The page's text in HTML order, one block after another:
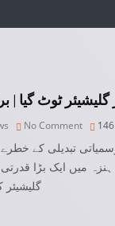
No Comment 146
تبدیلی کے
میں ایک بڑا قدرتی